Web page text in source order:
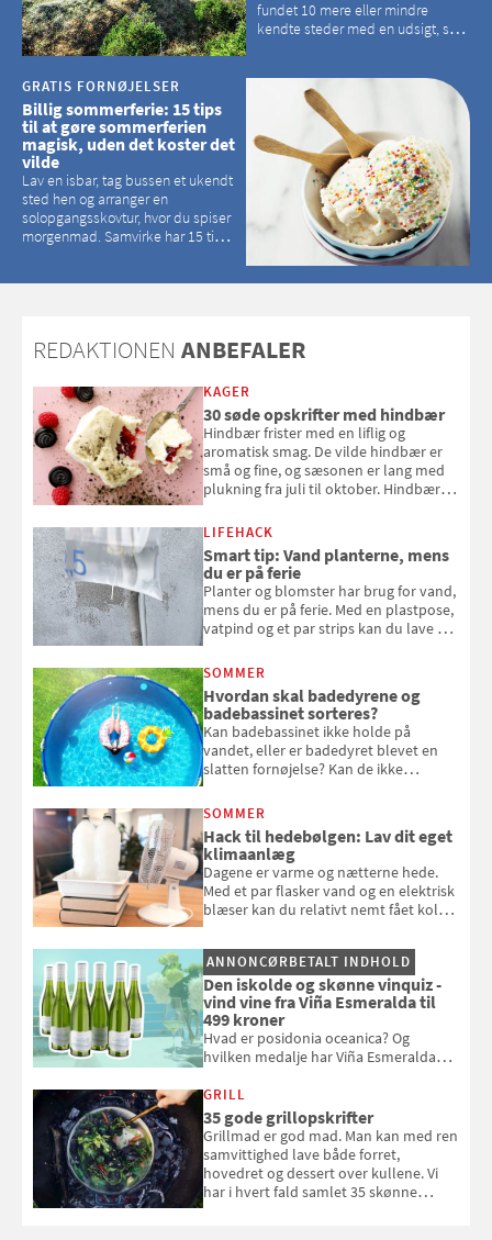
fundet 10 mere eller mindre
kendte steder med en udsigt, som
GRATIS FORNØJELSER
Billig sommerferie: 15 tips
til at gøre sommerferien
magisk, uden det koster det
vilde
Lav en isbar, tag bussen et ukendt
sted hen og arranger en
solopgangsskovtur, hvor du spiser
morgenmad. Samvirke har 15 tips
REDAKTIONEN ANBEFALER
KAGER
30 søde opskrifter med hindbær
Hindbær frister med en liflig og
aromatisk smag. De vilde hindbær er
små og fine, og sæsonen er lang med
plukning fra juli til oktober. Hindbær
kan bruge dine hindbær i alt fra
bagværk og salater til is og syltning.
LIFEHACK
Smart tip: Vand planterne, mens
du er på ferie
Planter og blomster har brug for vand,
mens du er på ferie. Med en plastpose,
vatpind og et par strips kan du lave dit
at bede naboen om at vande eller
SOMMER
Hvordan skal badedyrene og
badebassinet sorteres?
Kan badebassinet ikke holde på
vandet, eller er badedyret blevet en
slatten fornøjelse? Kan de ikke
opmærksom, når du smider
badebassinet eller et badedyr ud
SOMMER
Hack til hedebølgen: Lav dit eget
klimaanlæg
Dagene er varme og nætterne hede.
Med et par flasker vand og en elektrisk
blæser kan du relativt nemt fået koldt
og se, hvordan du gør
ANNONCØRBETALT INDHOLD
Den iskolde og skønne vinquiz -
vind vine fra Viña Esmeralda til
499 kroner
Hvad er posidonia oceanica? Og
hvilken medalje har Viña Esmeralda
med i Samvirkes skønne vinquiz, hvor
du kan vinde 6 flasker vin fra Viña
Esmeralda. Konkurrencen slutter 1.
september 2026.
GRILL
35 gode grillopskrifter
Grillmad er god mad. Man kan med ren
samvittighed lave både forret,
hovedret og dessert over kullene. Vi
har i hvert fald samlet 35 skønne